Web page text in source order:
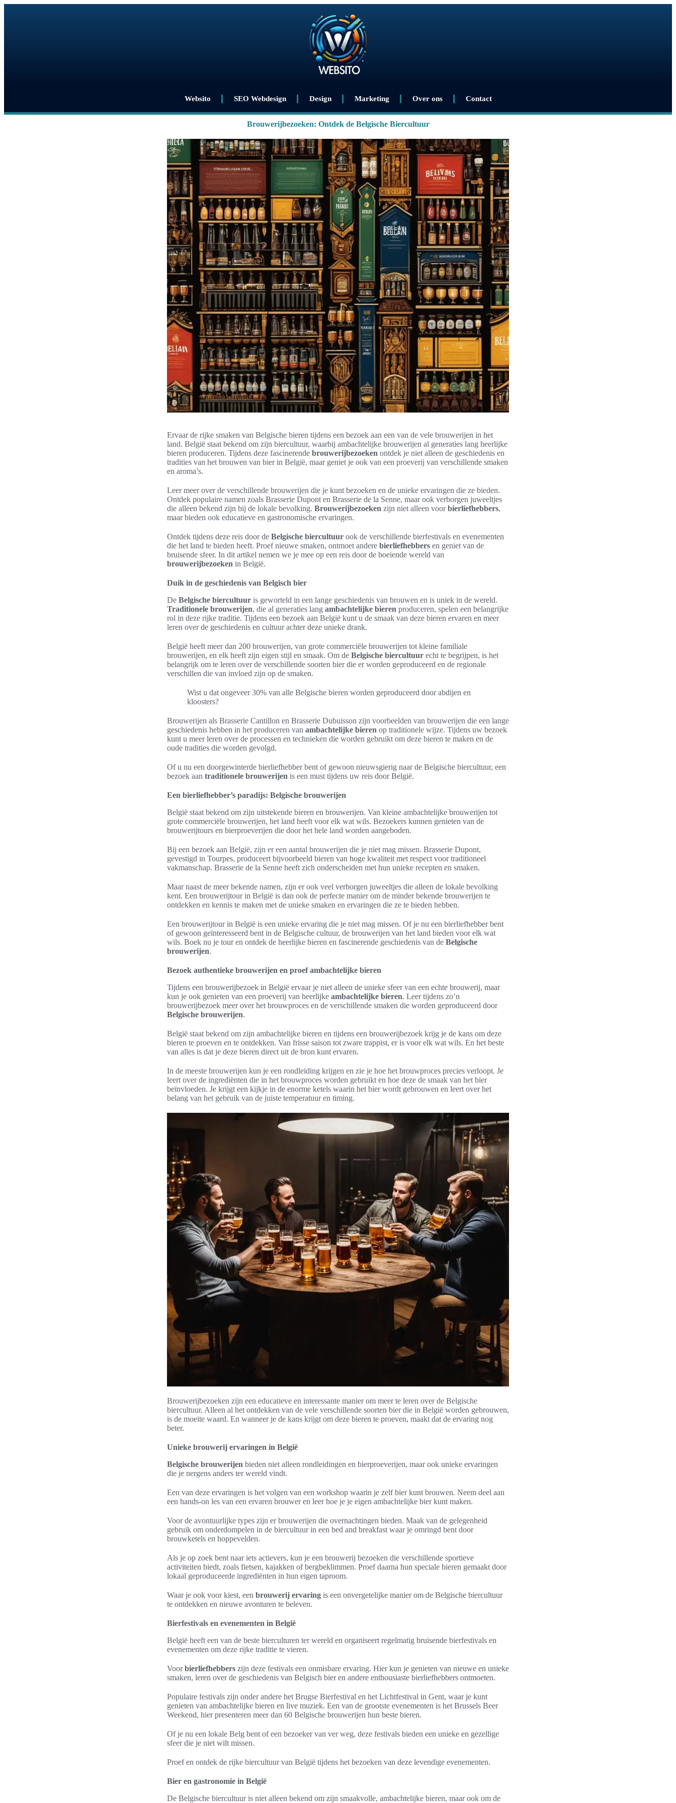
Websito SEO Webdesign Design Marketing Over ons Contact
Brouwerijbezoeken: Ontdek de Belgische Biercultuur
Ervaar de rijke smaken van Belgische bieren tijdens een bezoek aan een van de vele brouwerijen in het
land. België staat bekend om zijn biercultuur, waarbij ambachtelijke brouwerijen al generaties lang heerlijke
bieren produceren. Tijdens deze fascinerende brouwerijbezoeken ontdek je niet alleen de geschiedenis en
tradities van het brouwen van bier in België, maar geniet je ook van een proeverij van verschillende smaken
en aroma’s.
Leer meer over de verschillende brouwerijen die je kunt bezoeken en de unieke ervaringen die ze bieden.
Ontdek populaire namen zoals Brasserie Dupont en Brasserie de la Senne, maar ook verborgen juweeltjes
die alleen bekend zijn bij de lokale bevolking. Brouwerijbezoeken zijn niet alleen voorbierliefhebbers,
maar bieden ook educatieve en gastronomische ervaringen.
Ontdek tijdens deze reis door de Belgische biercultuur ook de verschillende bierfestivals en evenementen
die het land te bieden heeft. Proef nieuwe smaken, ontmoet andere bierliefhebbers en geniet van de
bruisende sfeer. In dit artikel nemen we je mee op een reis door de boeiende wereld van
brouwerijbezoeken in België.
Duik in de geschiedenis van Belgisch bier
De Belgische biercultuur is geworteld in een lange geschiedenis van brouwen en is uniek in de wereld.
Traditionele brouwerijen, die al generaties lang ambachtelijke bieren produceren, spelen een belangrijke
rol in deze rijke traditie. Tijdens een bezoek aan België kunt u de smaak van deze bieren ervaren en meer
leren over de geschiedenis en cultuur achter deze unieke drank.
België heeft meer dan 200 brouwerijen, van grote commerciële brouwerijen tot kleine familiale
brouwerijen, en elk heeft zijn eigen stijl en smaak. Om de Belgische biercultuur echt te begrijpen, is het
belangrijk om te leren over de verschillende soorten bier die er worden geproduceerd en de regionale
verschillen die van invloed zijn op de smaken.
Wist u dat ongeveer 30% van alle Belgische bieren worden geproduceerd door abdijen en
kloosters?
Brouwerijen als Brasserie Cantillon en Brasserie Dubuisson zijn voorbeelden van brouwerijen die een lange
geschiedenis hebben in het produceren van ambachtelijke bieren op traditionele wijze. Tijdens uw bezoek
kunt u meer leren over de processen en technieken die worden gebruikt om deze bieren te maken en de
oude tradities die worden gevolgd.
Of u nu een doorgewinterde bierliefhebber bent of gewoon nieuwsgierig naar de Belgische biercultuur, een
bezoek aan traditionele brouwerijen is een must tijdens uw reis door België.
Een bierliefhebber’s paradijs: Belgische brouwerijen
België staat bekend om zijn uitstekende bieren en brouwerijen. Van kleine ambachtelijke brouwerijen tot
grote commerciële brouwerijen, het land heeft voor elk wat wils. Bezoekers kunnen genieten van de
brouwerijtours en bierproeverijen die door het hele land worden aangeboden.
Bij een bezoek aan België, zijn er een aantal brouwerijen die je niet mag missen. Brasserie Dupont,
gevestigd in Tourpes, produceert bijvoorbeeld bieren van hoge kwaliteit met respect voor traditioneel
vakmanschap. Brasserie de la Senne heeft zich onderscheiden met hun unieke recepten en smaken.
Maar naast de meer bekende namen, zijn er ook veel verborgen juweeltjes die alleen de lokale bevolking
kent. Een brouwerijtour in België is dan ook de perfecte manier om de minder bekende brouwerijen te
ontdekken en kennis te maken met de unieke smaken en ervaringen die ze te bieden hebben.
Een brouwerijtour in België is een unieke ervaring die je niet mag missen. Of je nu een bierliefhebber bent
of gewoon geïnteresseerd bent in de Belgische cultuur, de brouwerijen van het land bieden voor elk wat
wils. Boek nu je tour en ontdek de heerlijke bieren en fascinerende geschiedenis van de Belgische
brouwerijen.
Bezoek authentieke brouwerijen en proef ambachtelijke bieren
Tijdens een brouwerijbezoek in België ervaar je niet alleen de unieke sfeer van een echte brouwerij, maar
kun je ook genieten van een proeverij van heerlijke ambachtelijke bieren. Leer tijdens zo’n
brouwerijbezoek meer over het brouwproces en de verschillende smaken die worden geproduceerd door
Belgische brouwerijen.
België staat bekend om zijn ambachtelijke bieren en tijdens een brouwerijbezoek krijg je de kans om deze
bieren te proeven en te ontdekken. Van frisse saison tot zware trappist, er is voor elk wat wils. En het beste
van alles is dat je deze bieren direct uit de bron kunt ervaren.
In de meeste brouwerijen kun je een rondleiding krijgen en zie je hoe het brouwproces precies verloopt. Je
leert over de ingrediënten die in het brouwproces worden gebruikt en hoe deze de smaak van het bier
beïnvloeden. Je krijgt een kijkje in de enorme ketels waarin het bier wordt gebrouwen en leert over het
belang van het gebruik van de juiste temperatuur en timing.
Brouwerijbezoeken zijn een educatieve en interessante manier om meer te leren over de Belgische
biercultuur. Alleen al het ontdekken van de vele verschillende soorten bier die in België worden gebrouwen,
is de moeite waard. En wanneer je de kans krijgt om deze bieren te proeven, maakt dat de ervaring nog
beter.
Unieke brouwerij ervaringen in België
Belgische brouwerijen bieden niet alleen rondleidingen en bierproeverijen, maar ook unieke ervaringen
die je nergens anders ter wereld vindt.
Een van deze ervaringen is het volgen van een workshop waarin je zelf bier kunt brouwen. Neem deel aan
een hands-on les van een ervaren brouwer en leer hoe je je eigen ambachtelijke bier kunt maken.
Voor de avontuurlijke types zijn er brouwerijen die overnachtingen bieden. Maak van de gelegenheid
gebruik om onderdompelen in de biercultuur in een bed and breakfast waar je omringd bent door
brouwketels en hoppevelden.
Als je op zoek bent naar iets actievers, kun je een brouwerij bezoeken die verschillende sportieve
activiteiten biedt, zoals fietsen, kajakken of bergbeklimmen. Proef daarna hun speciale bieren gemaakt door
lokaal geproduceerde ingrediënten in hun eigen taproom.
Waar je ook voor kiest, een brouwerij ervaring is een onvergetelijke manier om de Belgische biercultuur
te ontdekken en nieuwe avonturen te beleven.
Bierfestivals en evenementen in België
België heeft een van de beste bierculturen ter wereld en organiseert regelmatig bruisende bierfestivals en
evenementen om deze rijke traditie te vieren.
Voorbierliefhebbers zijn deze festivals een onmisbare ervaring. Hier kun je genieten van nieuwe en unieke
smaken, leren over de geschiedenis van Belgisch bier en andere enthousiaste bierliefhebbers ontmoeten.
Populaire festivals zijn onder andere het Brugse Bierfestival en het Lichtfestival in Gent, waar je kunt
genieten van ambachtelijke bieren en live muziek. Een van de grootste evenementen is het Brussels Beer
Weekend, hier presenteren meer dan 60 Belgische brouwerijen hun beste bieren.
Of je nu een lokale Belg bent of een bezoeker van ver weg, deze festivals bieden een unieke en gezellige
sfeer die je niet wilt missen.
Proef en ontdek de rijke biercultuur van België tijdens het bezoeken van deze levendige evenementen.
Bier en gastronomie in België
De Belgische biercultuur is niet alleen bekend om zijn smaakvolle, ambachtelijke bieren, maar ook om de